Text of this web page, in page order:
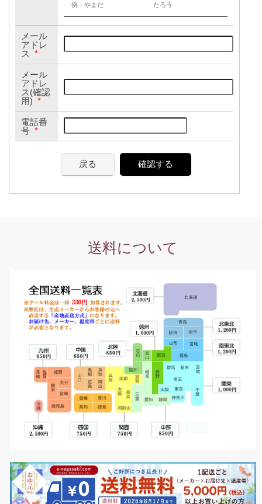
例：やまだ たろう
メール
アドレ
ス *
メール
アドレ
ス(確認
用) *
電話番
号 *
戻る 確認する
送料について